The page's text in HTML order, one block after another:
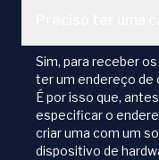
Sim, para receber
ter um endereço de
É por isso que,
especificar o
criar uma com um
dispositivo de